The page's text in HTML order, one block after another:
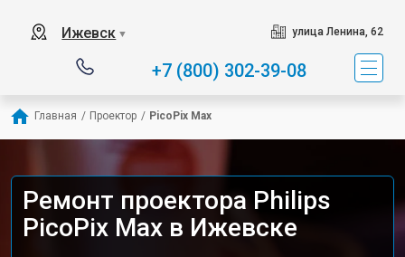
Ижевск ▼ улица Ленина, 62
+7 (800) 302-39-08
Главная / Проектор / PicoPix Max
Ремонт проектора Philips
PicoPix Max в Ижевске